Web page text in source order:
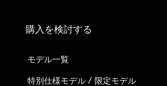
購入を検討する
モデル一覧
特別仕様モデル / 限定モデル